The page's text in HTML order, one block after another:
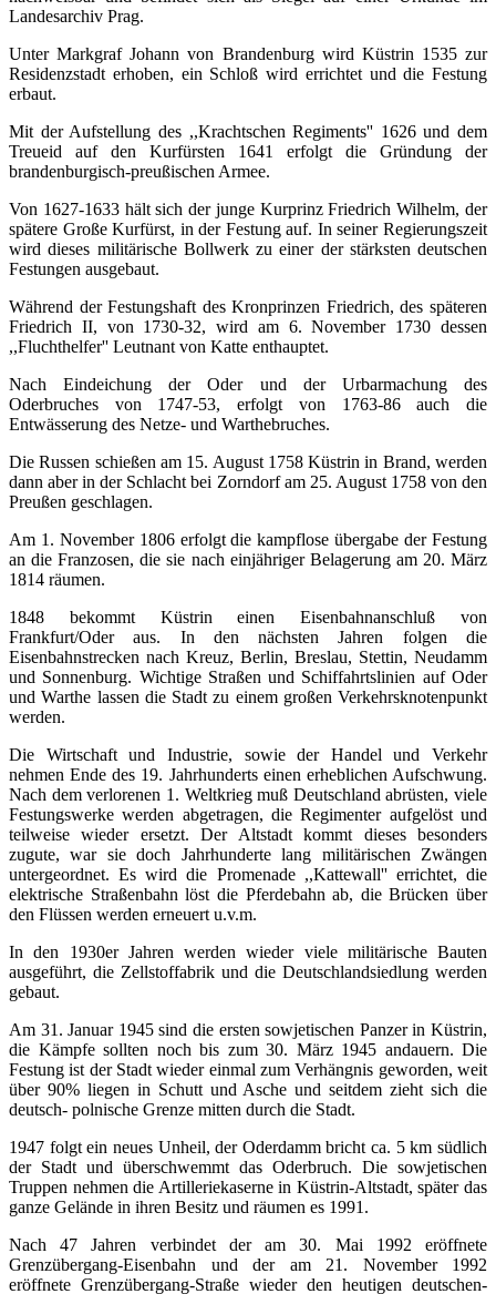
Landesarchiv Prag.
Unter Markgraf Johann von Brandenburg wird Küstrin 1535 zur
Residenzstadt erhoben, ein Schloß wird errichtet und die Festung
erbaut.
Mit der Aufstellung des ,,Krachtschen Regiments'' 1626 und dem
Treueid auf den Kurfürsten 1641 erfolgt die Gründung der
brandenburgisch-preußischen Armee.
Von 1627-1633 hält sich der junge Kurprinz Friedrich Wilhelm, der
spätere Große Kurfürst, in der Festung auf. In seiner Regierungszeit
wird dieses militärische Bollwerk zu einer der stärksten deutschen
Festungen ausgebaut.
Während der Festungshaft des Kronprinzen Friedrich, des späteren
Friedrich II, von 1730-32, wird am 6. November 1730 dessen
,,Fluchthelfer'' Leutnant von Katte enthauptet.
Nach Eindeichung der Oder und der Urbarmachung des
Oderbruches von 1747-53, erfolgt von 1763-86 auch die
Entwässerung des Netze- und Warthebruches.
Die Russen schießen am 15. August 1758 Küstrin in Brand, werden
dann aber in der Schlacht bei Zorndorf am 25. August 1758 von den
Preußen geschlagen.
Am 1. November 1806 erfolgt die kampflose übergabe der Festung
an die Franzosen, die sie nach einjähriger Belagerung am 20. März
1814 räumen.
1848 bekommt Küstrin einen Eisenbahnanschluß von
Frankfurt/Oder aus. In den nächsten Jahren folgen die
Eisenbahnstrecken nach Kreuz, Berlin, Breslau, Stettin, Neudamm
und Sonnenburg. Wichtige Straßen und Schiffahrtslinien auf Oder
und Warthe lassen die Stadt zu einem großen Verkehrsknotenpunkt
werden.
Die Wirtschaft und Industrie, sowie der Handel und Verkehr
nehmen Ende des 19. Jahrhunderts einen erheblichen Aufschwung.
Nach dem verlorenen 1. Weltkrieg muß Deutschland abrüsten, viele
Festungswerke werden abgetragen, die Regimenter aufgelöst und
teilweise wieder ersetzt. Der Altstadt kommt dieses besonders
zugute, war sie doch Jahrhunderte lang militärischen Zwängen
untergeordnet. Es wird die Promenade ,,Kattewall'' errichtet, die
elektrische Straßenbahn löst die Pferdebahn ab, die Brücken über
den Flüssen werden erneuert u.v.m.
In den 1930er Jahren werden wieder viele militärische Bauten
ausgeführt, die Zellstoffabrik und die Deutschlandsiedlung werden
gebaut.
Am 31. Januar 1945 sind die ersten sowjetischen Panzer in Küstrin,
die Kämpfe sollten noch bis zum 30. März 1945 andauern. Die
Festung ist der Stadt wieder einmal zum Verhängnis geworden, weit
über 90% liegen in Schutt und Asche und seitdem zieht sich die
deutsch- polnische Grenze mitten durch die Stadt.
1947 folgt ein neues Unheil, der Oderdamm bricht ca. 5 km südlich
der Stadt und überschwemmt das Oderbruch. Die sowjetischen
Truppen nehmen die Artilleriekaserne in Küstrin-Altstadt, später das
ganze Gelände in ihren Besitz und räumen es 1991.
Nach 47 Jahren verbindet der am 30. Mai 1992 eröffnete
Grenzübergang-Eisenbahn und der am 21. November 1992
eröffnete Grenzübergang-Straße wieder den heutigen deutschen-